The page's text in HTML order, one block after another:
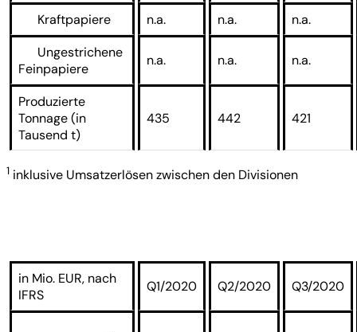
Kraftpapiere n.a. n.a.
n.a.
Ungestrichene
Feinpapiere
n.a. n.a. n.a.
Produzierte
Tonnage (in
Tausend t)
435 442 421
1 inklusive Umsatzerlösen zwischen den Divisionen
in Mio. EUR, nach
IFRS
Q1/2020 Q2/2020 Q3/2020